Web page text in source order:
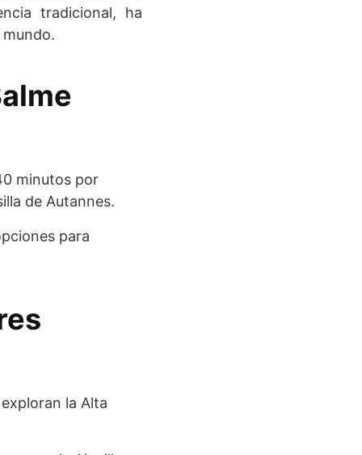
tradicional, ha
minutos por
de Autannes.
para
la Alta